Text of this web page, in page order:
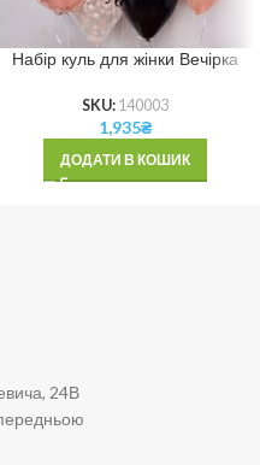
Набір куль для жінки Вечірка
SKU: 140003
1,935₴
ДОДАТИ В КОШИК
24В